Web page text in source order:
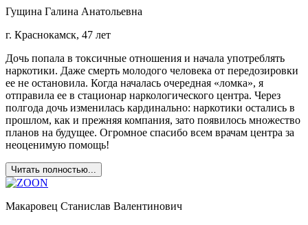
Гущина Галина Анатольевна
г. Краснокамск, 47 лет
Дочь попала в токсичные отношения и начала употреблять
наркотики. Даже смерть молодого человека от передозировки
ее не остановила. Когда началась очередная «ломка», я
отправила ее в стационар наркологического центра. Через
полгода дочь изменилась кардинально: наркотики остались в
прошлом, как и прежняя компания, зато появилось множество
планов на будущее. Огромное спасибо всем врачам центра за
неоценимую помощь!
Читать полностью...
Макаровец Станислав Валентинович